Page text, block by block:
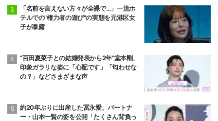
「名前を言えない方々が全裸で…」一流ホ
テルでの"権力者の遊び"の実態を元港区女
子が暴露
“百田夏菜子との結婚発表から2年”堂本剛、
印象ガラリな姿に「心配です」「匂わせな
の？」などさまざまな声
約20年ぶりに出産した冨永愛、パートナ
ー・山本一賢の姿を公開「たくさん背負っ